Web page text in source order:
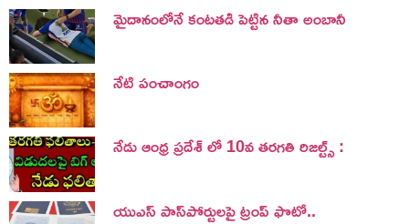
మైదానంలోనే కంటతడి పెట్టిన నీతా అంబానీ
నేటి పంచాంగం
నేడు ఆంధ్ర ప్రదేశ్ లో 10వ తరగతి రిజల్ట్స్ :
యుఎస్ పాస్‌పోర్టులపై ట్రంప్‌ ఫొటో..